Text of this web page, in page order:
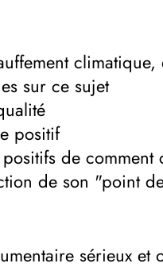
climatique,
sur ce sujet
positif
de comment
de son "point
sérieux et